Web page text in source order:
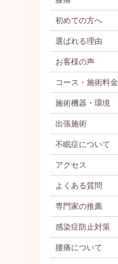
初めての方へ
選ばれる理由
お客様の声
コース・施術料金
施術機器・環境
出張施術
不眠症について
アクセス
よくある質問
専門家の推薦
感染症防止対策
腰痛について